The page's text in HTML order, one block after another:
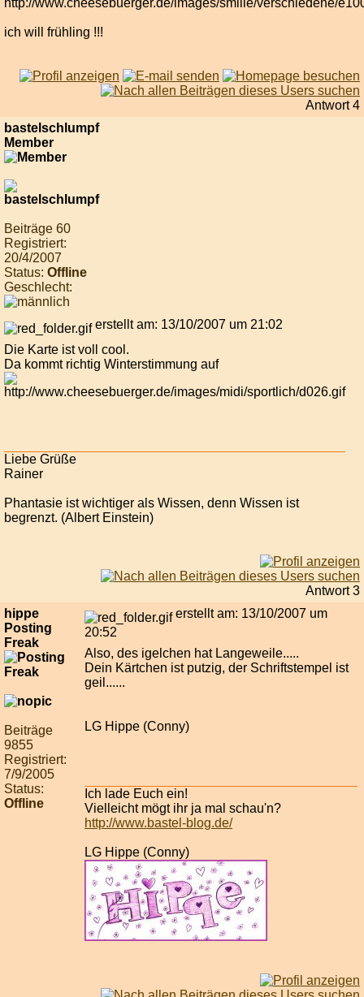
ich will frühling !!!
Antwort 4
bastelschlumpf
Member
Beiträge 60
Registriert:
20/4/2007
Status: Offline
Geschlecht:
erstellt am: 13/10/2007 um 21:02
Die Karte ist voll cool.
Da kommt richtig Winterstimmung auf
Liebe Grüße
Rainer
Phantasie ist wichtiger als Wissen, denn Wissen ist
begrenzt. (Albert Einstein)
Antwort 3
hippe
Posting
Freak
Beiträge
9855
Registriert:
7/9/2005
Status:
Offline
erstellt am: 13/10/2007 um
20:52
Also, des igelchen hat Langeweile.....
Dein Kärtchen ist putzig, der Schriftstempel ist
geil......
LG Hippe (Conny)
Ich lade Euch ein!
Vielleicht mögt ihr ja mal schau'n?
http://www.bastel-blog.de/
LG Hippe (Conny)